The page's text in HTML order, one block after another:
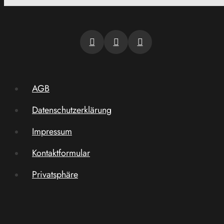
AGB
Datenschutzerklärung
Impressum
Kontaktformular
Privatsphäre